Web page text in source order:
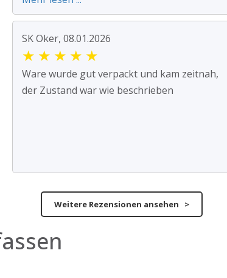
SK Oker, 08.01.2026
★ ★ ★ ★ ★
Ware wurde gut verpackt und kam zeitnah,
der Zustand war wie beschrieben
Weitere Rezensionen ansehen >